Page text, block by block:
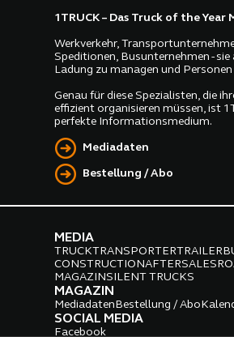
1TRUCK – Das Truck of the Year
Werkverkehr,
Speditionen, Busunternehmen - sie
Ladung zu managen und Personen
Genau für diese Spezialisten, die
effizient organisieren müssen, ist
perfekte Informationsmedium.
Mediadaten
Bestellung / Abo
MEDIA
TRUCKTRANSPORTERTRAILER
CONSTRUCTIONAFTERSALES
MAGAZINSILENT TRUCKS
MAGAZIN
MediadatenBestellung / Abo
SOCIAL MEDIA
Facebook